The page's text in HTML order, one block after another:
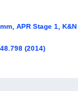
APR Stage 1, K&N
(2014)